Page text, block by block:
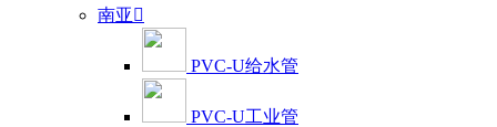
南亚 
PVC-U给水管
PVC-U工业管